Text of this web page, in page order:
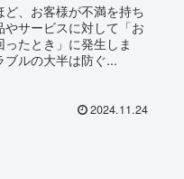
、お客様が不満を持ち
サービスに対して「お
たとき」に発生しま
ルの大半は防ぐ...
2024.11.24